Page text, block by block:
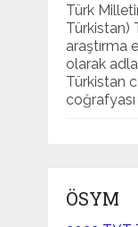
Türk
Türkistan)
araştırma
olarak
Türkistan
coğrafyası
ÖSYM